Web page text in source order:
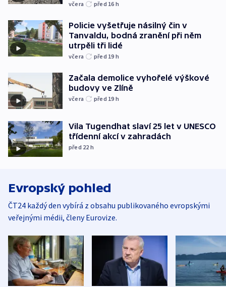
včera před 16 h
Policie vyšetřuje násilný čin v
Tanvaldu, bodná zranění při něm
utrpěli tři lidé
včera před 19 h
Začala demolice vyhořelé výškové
budovy ve Zlíně
včera před 19 h
Vila Tugendhat slaví 25 let v UNESCO
třídenní akcí v zahradách
před 22 h
Evropský pohled
ČT24 každý den vybírá z obsahu publikovaného evropskými
veřejnými médii, členy Eurovize.